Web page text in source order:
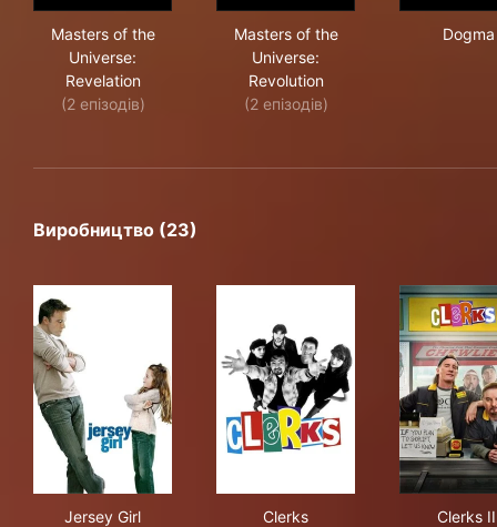
Masters of the
Universe:
Revelation
(2 епізодів)
Masters of the
Universe:
Revolution
(2 епізодів)
Dogma
Виробництво (23)
Jersey Girl Clerks Clerks